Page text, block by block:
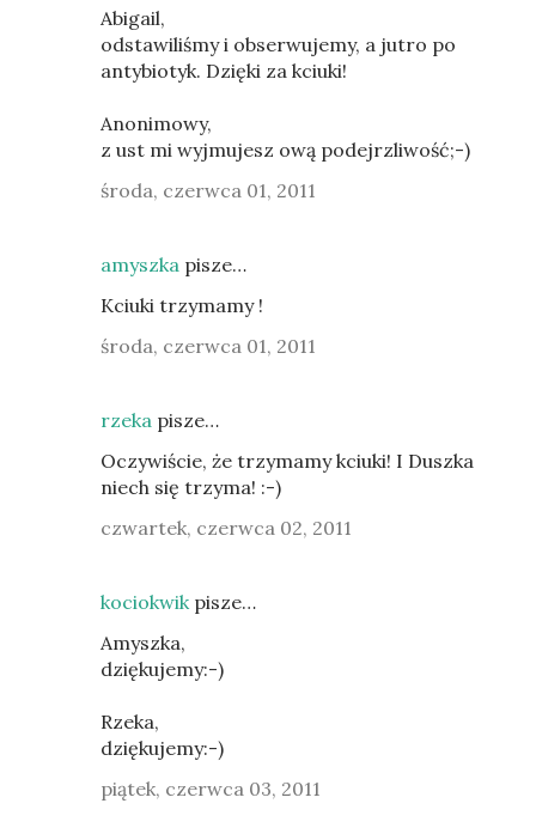
Abigail,
odstawiliśmy i obserwujemy, a jutro po
antybiotyk. Dzięki za kciuki!
Anonimowy,
z ust mi wyjmujesz ową podejrzliwość;-)
środa, czerwca 01, 2011
amyszka pisze…
Kciuki trzymamy !
środa, czerwca 01, 2011
rzeka pisze…
Oczywiście, że trzymamy kciuki! I Duszka
niech się trzyma! :-)
czwartek, czerwca 02, 2011
kociokwikpisze…
Amyszka,
dziękujemy:-)
Rzeka,
dziękujemy:-)
piątek, czerwca 03, 2011